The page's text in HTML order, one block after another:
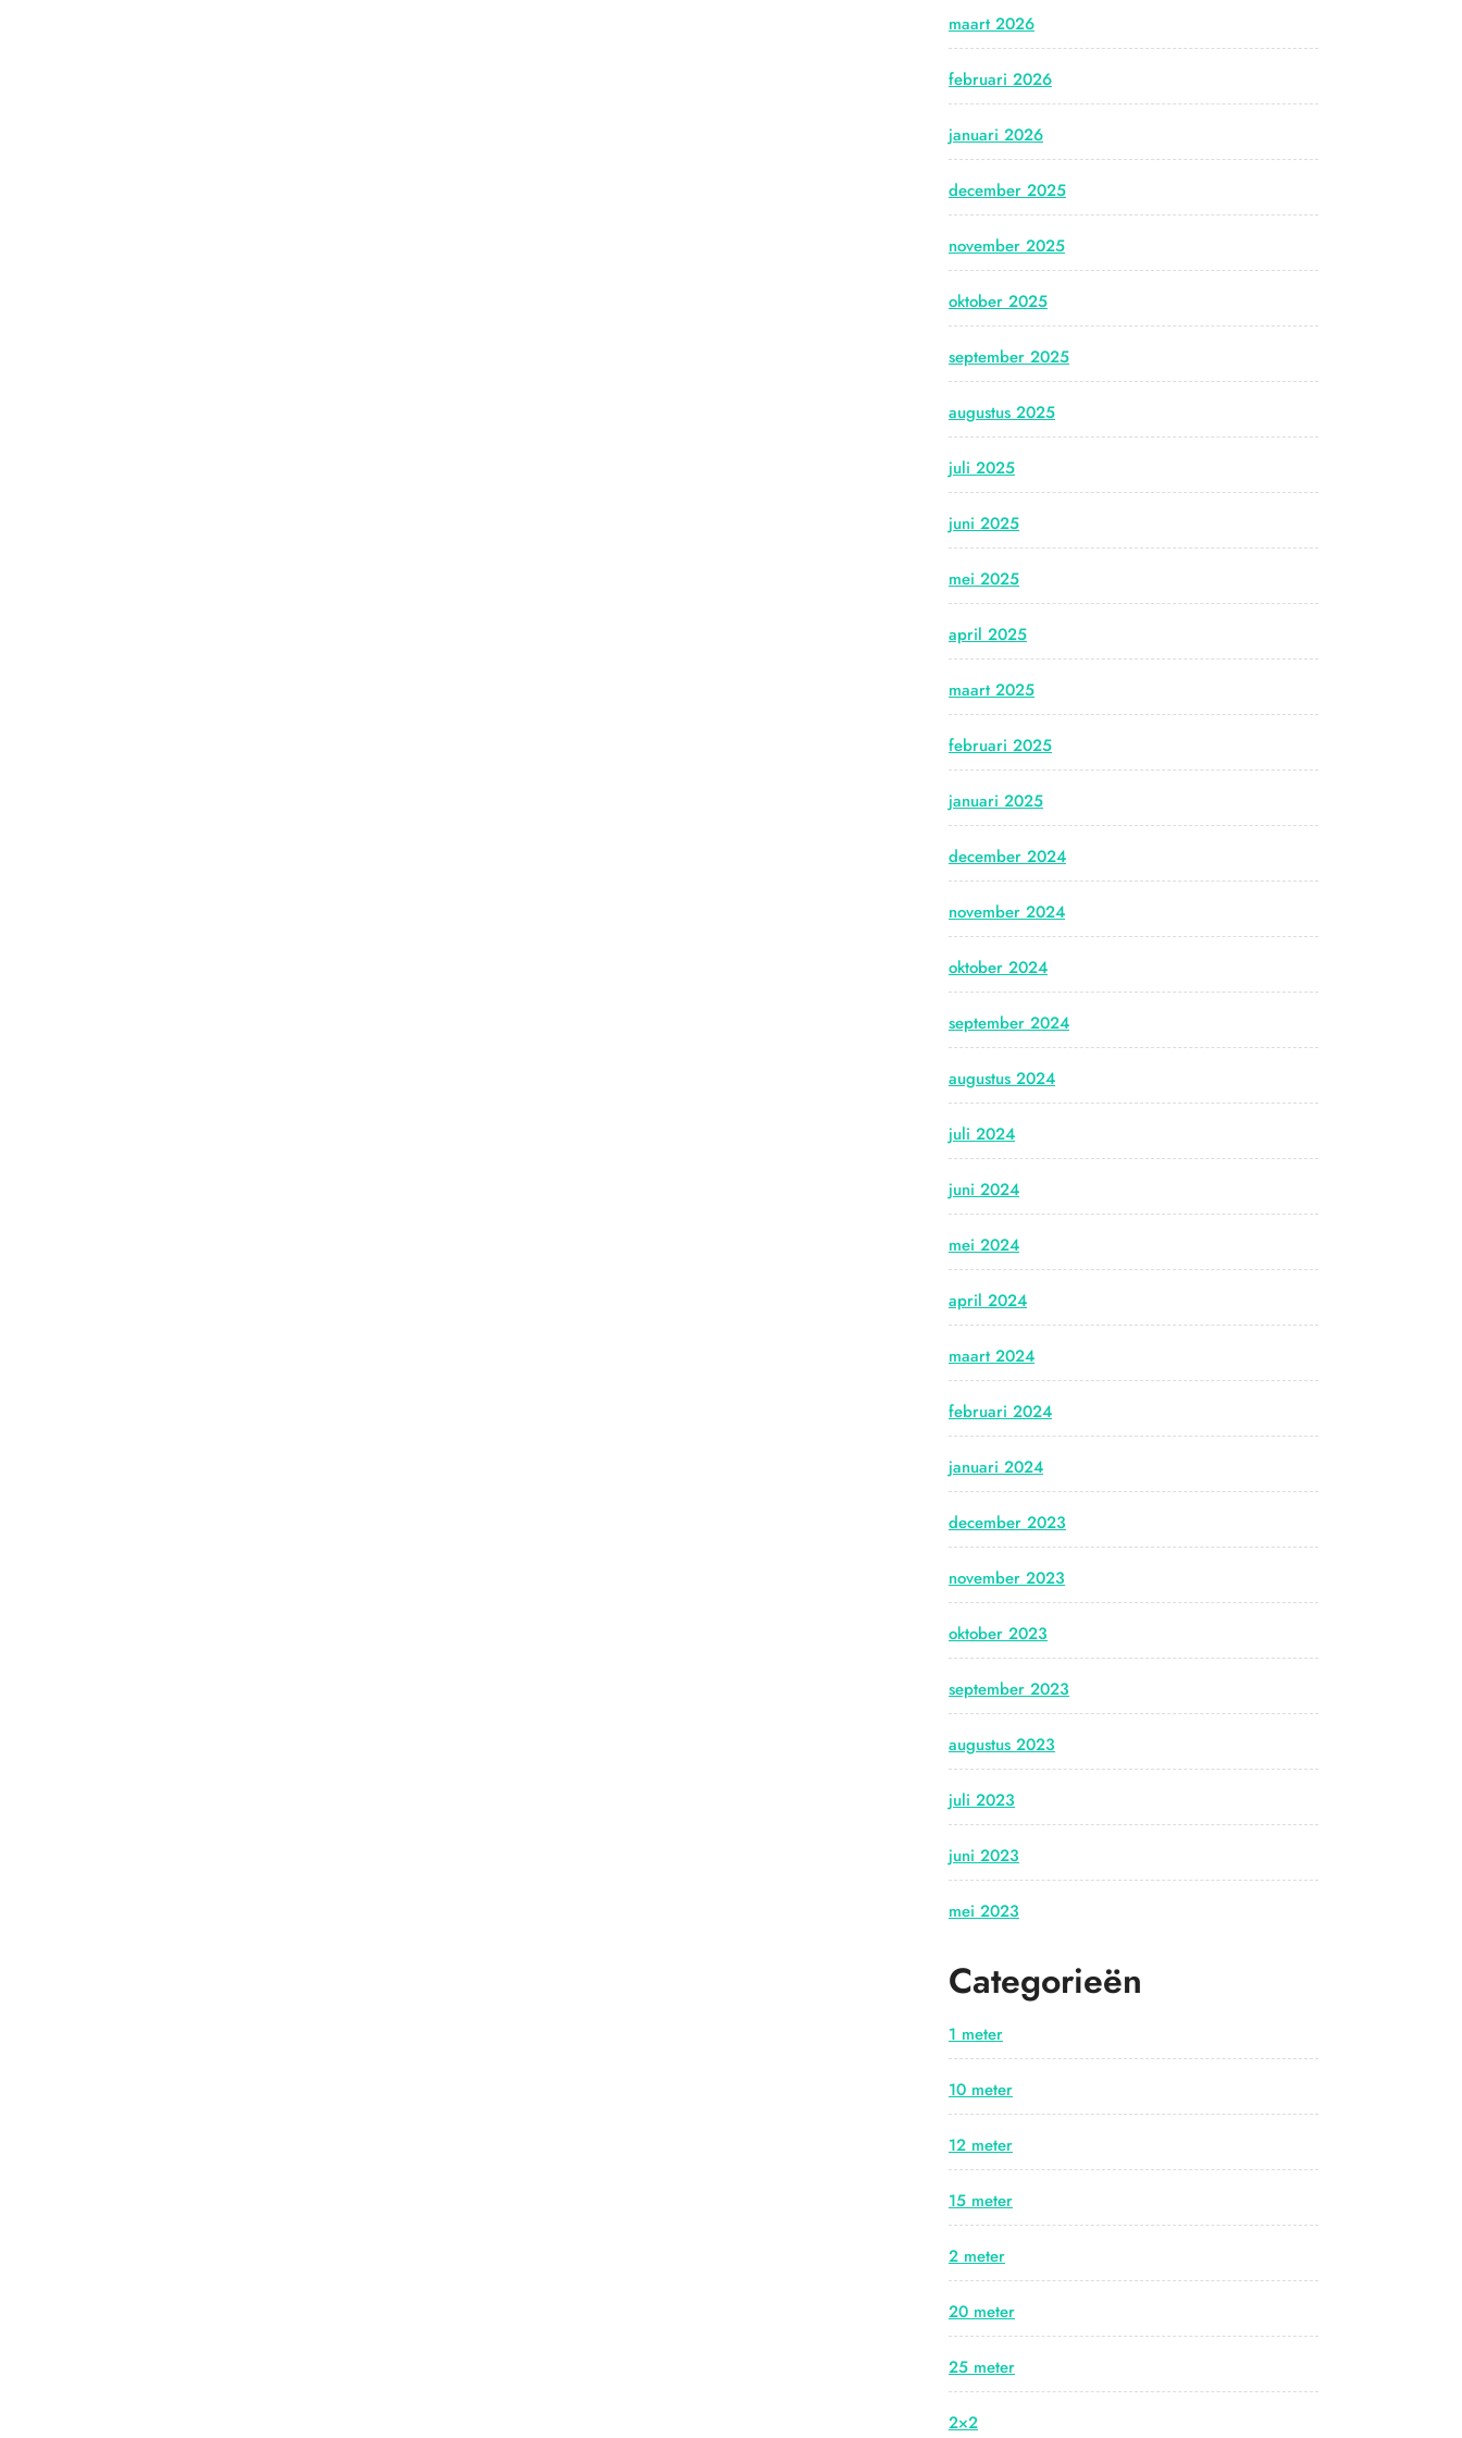
maart 2026
februari 2026
januari 2026
december 2025
november 2025
oktober 2025
september 2025
augustus 2025
juli 2025
juni 2025
mei 2025
april 2025
maart 2025
februari 2025
januari 2025
december 2024
november 2024
oktober 2024
september 2024
augustus 2024
juli 2024
juni 2024
mei 2024
april 2024
maart 2024
februari 2024
januari 2024
december 2023
november 2023
oktober 2023
september 2023
augustus 2023
juli 2023
juni 2023
mei 2023
Categorieën
1 meter
10 meter
12 meter
15 meter
2 meter
20 meter
25 meter
2×2